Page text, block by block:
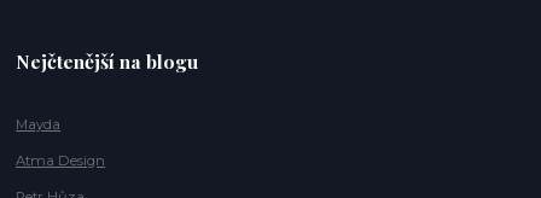
Nejčtenější na blogu
Mayda
Atma Design